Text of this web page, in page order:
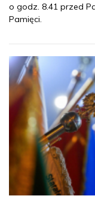
o godz. 8.41 przed
Pamięci.